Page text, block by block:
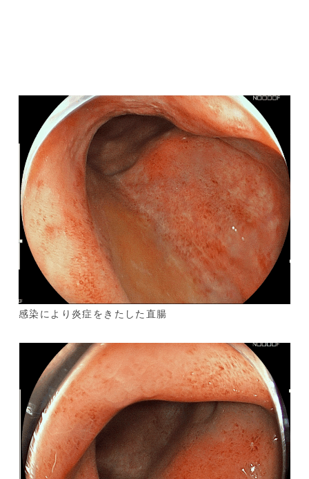
感染により炎症をきたした直腸